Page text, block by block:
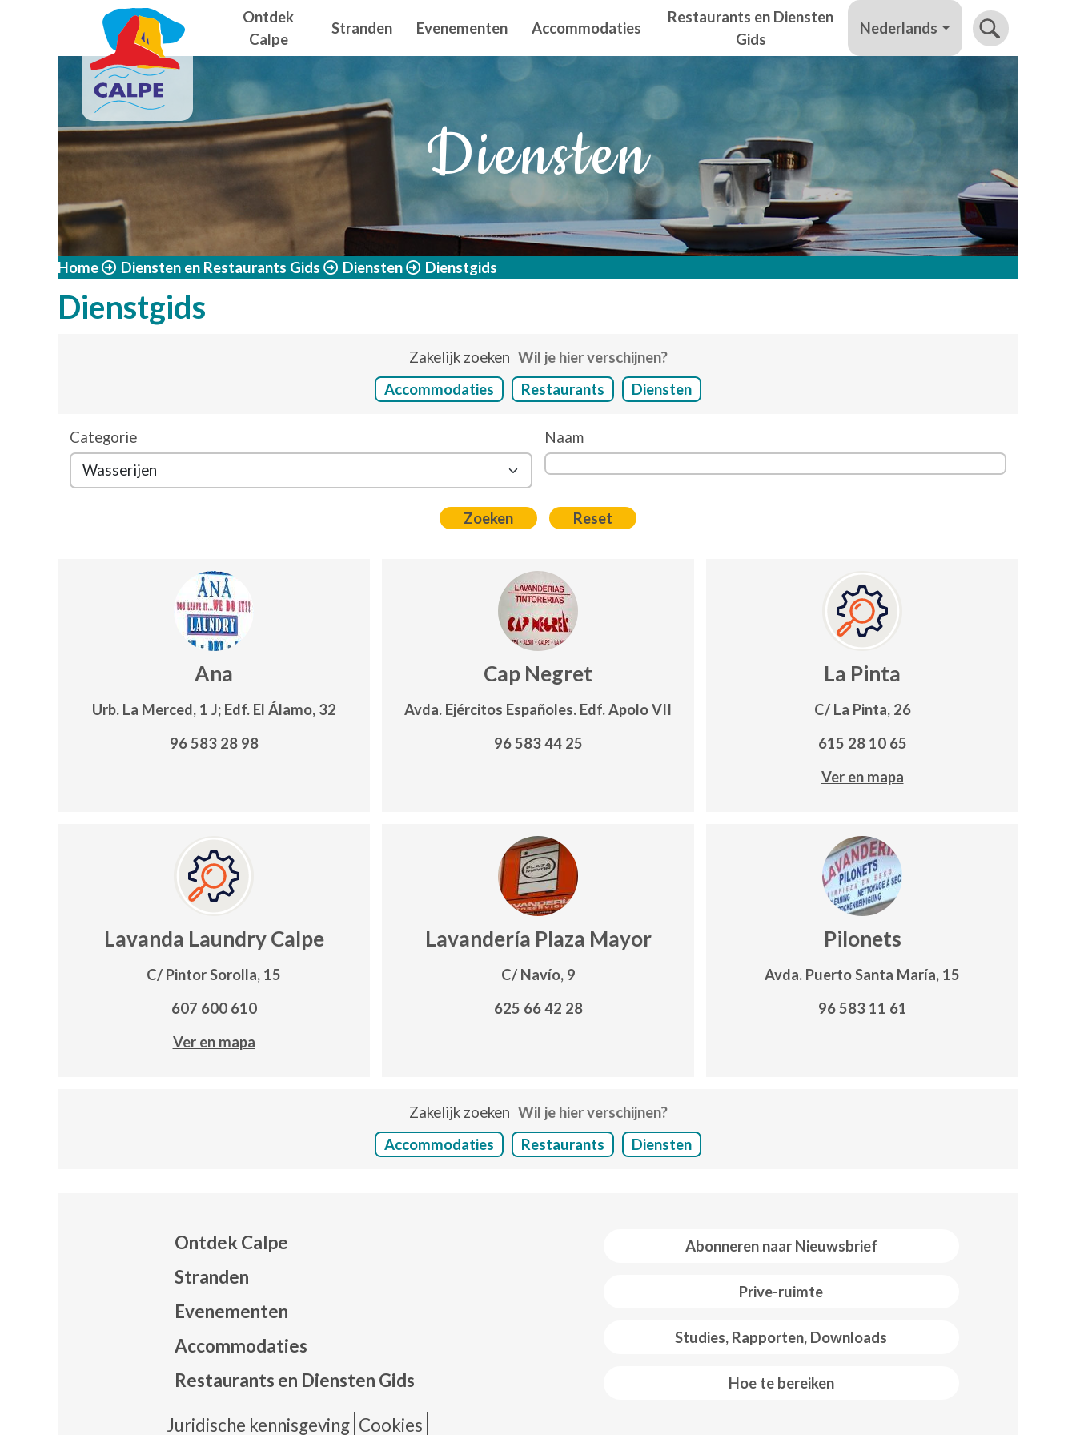
Overslaan en naar de inhoud gaan Navegación principal
Ontdek
Calpe
Stranden Evenementen Accommodaties
Restaurants en Diensten
Gids
Nederlands
Diensten
Home Diensten en Restaurants Gids Diensten Dienstgids
Dienstgids
Zakelijk zoeken Wil je hier verschijnen?
Accommodaties
Restaurants Diensten
Categorie Naam
Ana
Urb. La Merced, 1 J; Edf. El Álamo, 32
96 583 28 98
Cap Negret
Avda. Ejércitos Españoles. Edf. Apolo VII
96 583 44 25
La Pinta
C/ La Pinta, 26
615 28 10 65
Ver en mapa
Lavanda Laundry Calpe
C/ Pintor Sorolla, 15
607 600 610
Ver en mapa
Lavandería Plaza Mayor
C/ Navío, 9
625 66 42 28
Pilonets
Avda. Puerto Santa María, 15
96 583 11 61
Zakelijk zoeken Wil je hier verschijnen?
Accommodaties
Restaurants Diensten
Abonneren naar Nieuwsbrief
Prive-ruimte
Studies, Rapporten, Downloads
Hoe te bereiken
Ontdek Calpe
Stranden
Evenementen
Accommodaties
Restaurants en Diensten Gids
Juridische kennisgeving Cookies